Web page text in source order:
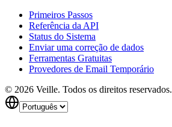
Primeiros Passos
Referência da API
Status do Sistema
Enviar uma correção de dados
Ferramentas Gratuitas
Provedores de Email Temporário
© 2026 Veille. Todos os direitos reservados.